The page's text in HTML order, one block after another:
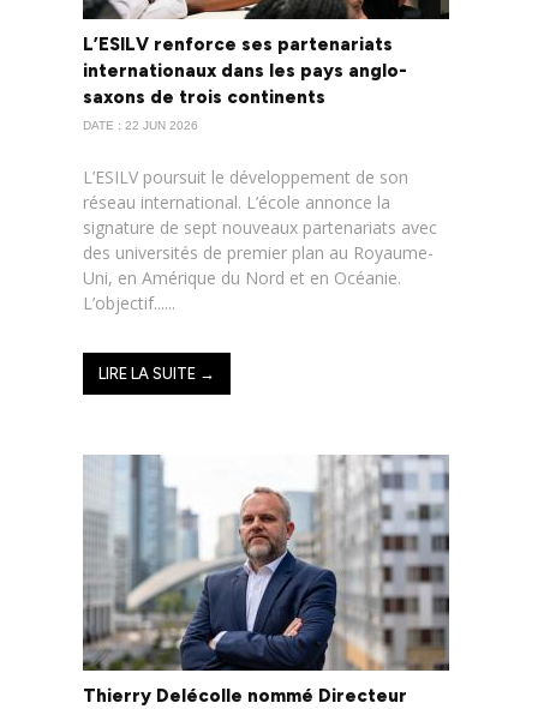
L’ESILV renforce ses partenariats
internationaux dans les pays anglo-
saxons de trois continents
DATE : 22 JUN 2026
L’ESILV poursuit le développement de son
réseau international. L’école annonce la
signature de sept nouveaux partenariats avec
des universités de premier plan au Royaume-
Uni, en Amérique du Nord et en Océanie.
L’objectif......
LIRE LA SUITE →
Thierry Delécolle nommé Directeur